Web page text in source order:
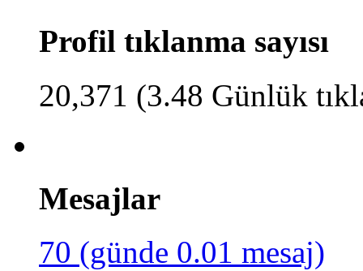
Profil tıklanma sayısı
20,371 (3.48 Günlük
Mesajlar
70 (günde 0.01 mesaj)